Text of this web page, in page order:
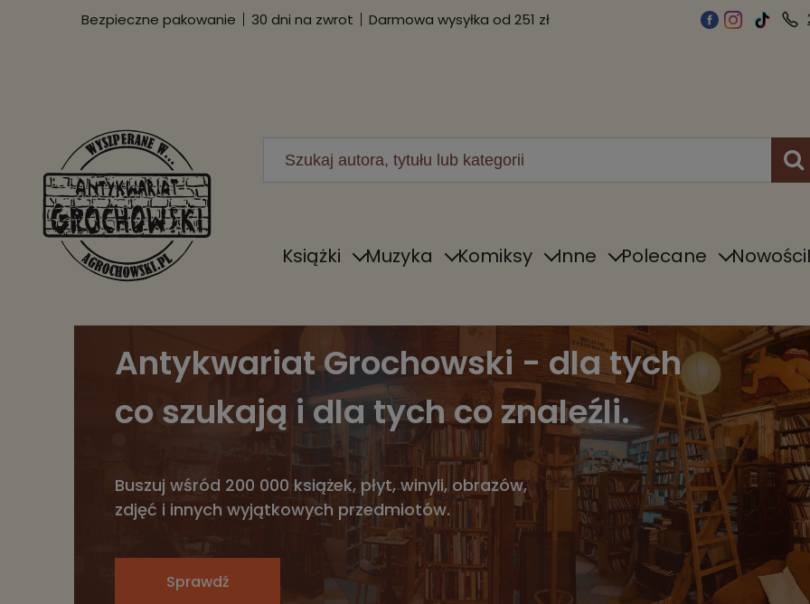
Bezpieczne pakowanie 30 dni na zwrot Darmowa wysyłka od 251 zł
Książki Muzyka Komiksy Inne Polecane Nowości
Antykwariat Grochowski - dla tych
co szukają i dla tych co znaleźli.
Buszuj wśród 200 000 książek, płyt, winyli, obrazów,
zdjęć i innych wyjątkowych przedmiotów.
Sprawdź